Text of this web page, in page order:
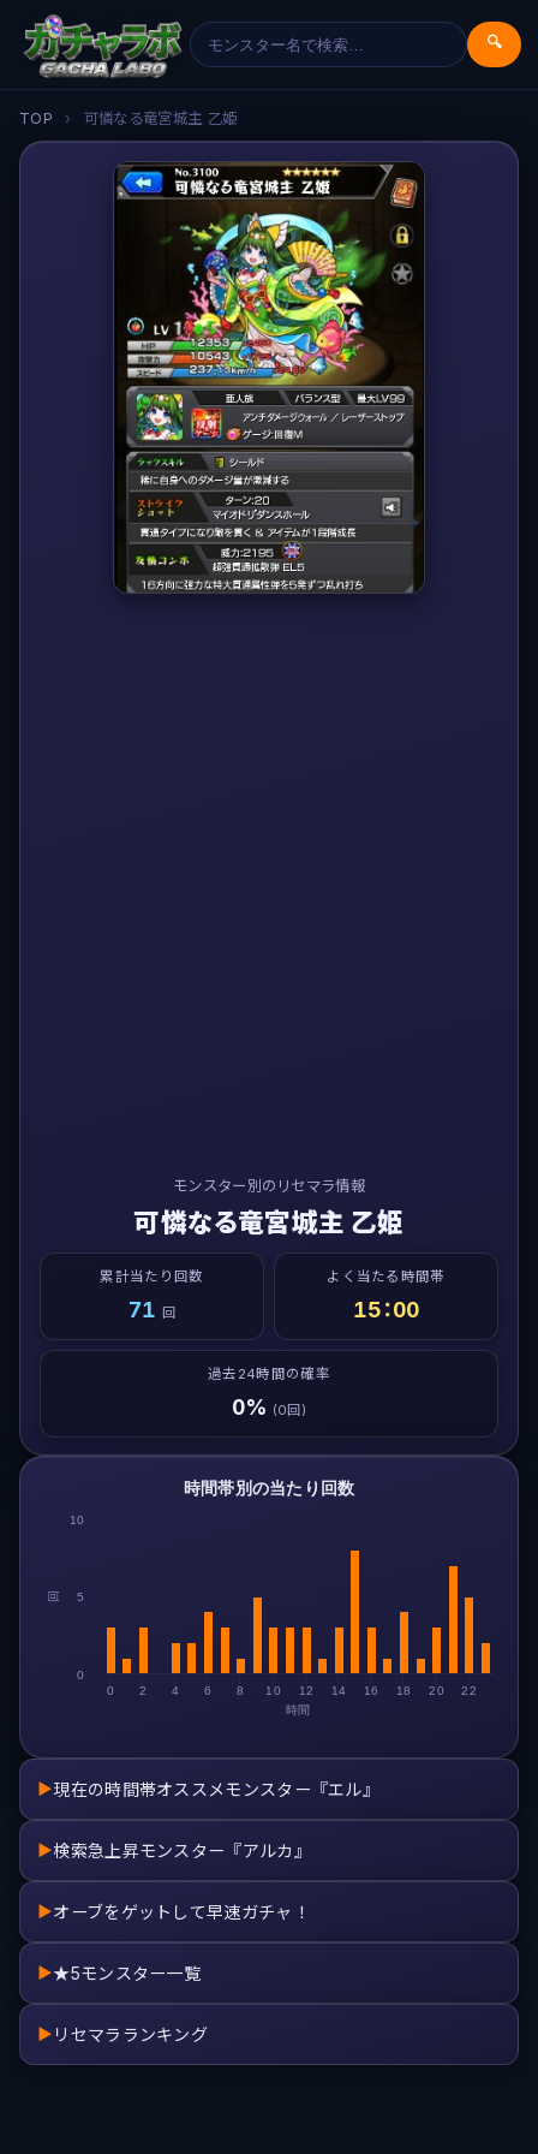
🔍
TOP › 可憐なる竜宮城主 乙姫
モンスター別のリセマラ情報
可憐なる竜宮城主 乙姫
累計当たり回数
71 回
よく当たる時間帯
15：00
過去24時間の確率
0% (0回)
時間
回
時間帯別の当たり回数
0 2 4 6 8 10 12 14 16 18 20 22
0
5
10
▶現在の時間帯オススメモンスター『エル』
▶検索急上昇モンスター『アルカ』
▶オーブをゲットして早速ガチャ！
▶★5モンスター一覧
▶ リセマラランキング